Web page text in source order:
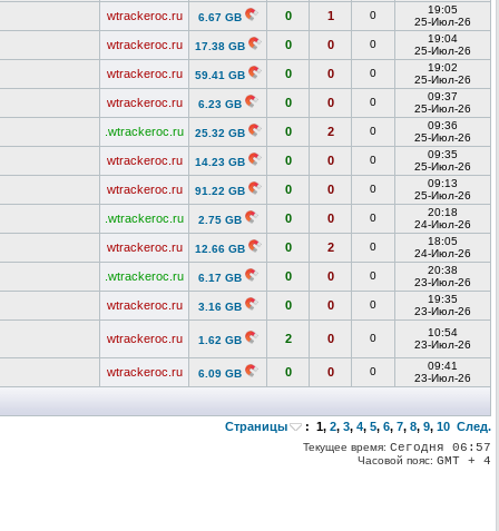
wtrackeroc.ru 6.67 GB 0 1 0
19:05
25-Июл-26
wtrackeroc.ru 17.38 GB 0 0 0
19:04
25-Июл-26
wtrackeroc.ru 59.41 GB 0 0 0
19:02
25-Июл-26
wtrackeroc.ru 6.23 GB 0 0 0
09:37
25-Июл-26
.wtrackeroc.ru 25.32 GB 0 2 0
09:36
25-Июл-26
wtrackeroc.ru 14.23 GB 0 0 0
09:35
25-Июл-26
wtrackeroc.ru 91.22 GB 0 0 0
09:13
25-Июл-26
.wtrackeroc.ru 2.75 GB 0 0 0
20:18
24-Июл-26
wtrackeroc.ru 12.66 GB 0 2 0
18:05
24-Июл-26
.wtrackeroc.ru 6.17 GB 0 0 0
20:38
23-Июл-26
wtrackeroc.ru 3.16 GB 0 0 0
19:35
23-Июл-26
wtrackeroc.ru 1.62 GB 2 0 0
10:54
23-Июл-26
wtrackeroc.ru 6.09 GB 0 0 0
09:41
23-Июл-26
Страницы : 1, 2, 3, 4, 5, 6, 7, 8, 9, 10 След.
Текущее время: Сегодня 06:57
Часовой пояс: GMT + 4